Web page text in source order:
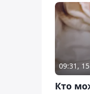
09:31,
Кто